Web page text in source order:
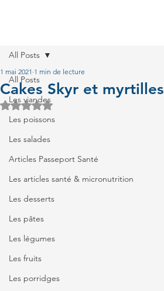
All Posts
Les viandes
Les poissons
Les salades
Articles Passeport Santé
Les articles santé & micronutrition
Les desserts
Les pâtes
Les légumes
Les fruits
Les porridges
All Posts
Cakes Skyr et myrtilles
1 mai 2021 1 min de lecture
Noté NaN étoiles sur 5.